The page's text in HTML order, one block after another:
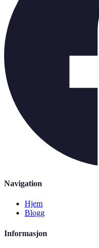
Navigation
Hjem
Blogg
Informasjon